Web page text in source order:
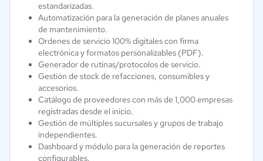
estandarizadas.
Automatización para la generación de planes anuales
de mantenimiento.
Ordenes de servicio 100% digitales con firma
electrónica y formatos personalizables (PDF).
Generador de rutinas/protocolos de servicio.
Gestión de stock de refacciones, consumibles y
accesorios.
Catálogo de proveedores con más de 1,000 empresas
registradas desde el inicio.
Gestión de múltiples sucursales y grupos de trabajo
independientes.
Dashboard y módulo para la generación de reportes
configurables.